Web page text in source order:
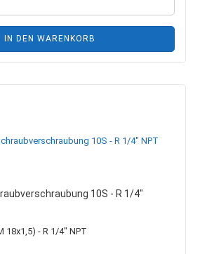
IN DEN WARENKORB
10S - R 1/4"
18x1,5) - R 1/4" NPT